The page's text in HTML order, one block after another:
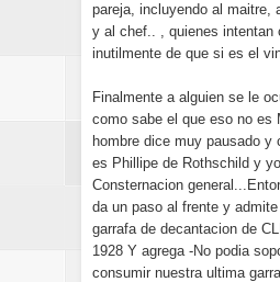
pareja, incluyendo al maitre,
y al chef.. , quienes intentan
inutilmente de que si es el
Finalmente a alguien se le
como sabe el que eso no es
hombre dice muy pausado y
es Phillipe de Rothschild y
Consternacion
da un paso al frente y
garrafa de decantacion de
1928 Y agrega -No podia
consumir nuestra ultima